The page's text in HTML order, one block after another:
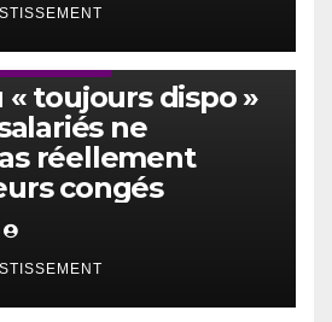
toujours dispo »
ne
réellement
congés